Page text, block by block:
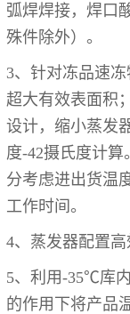
弧焊焊接，焊口
殊件除外） 。
3、针对冻品速
超大有效表面积
设计，缩小蒸发
度-42摄氏度计
分考虑进出货温
工作时间。
4、蒸发器配置高
5、利用-35℃库
的作用下将产品